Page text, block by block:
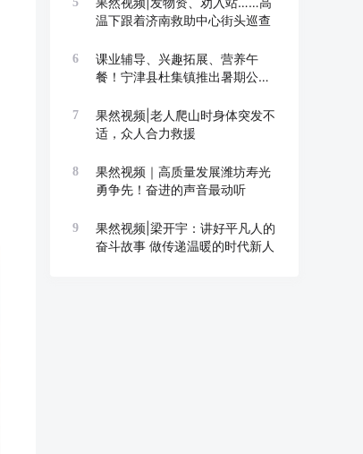
温下跟着济南救助中心街头巡查
6
课业辅导、兴趣拓展、营养午
餐！宁津县杜集镇推出暑期公益
7
果然视频|老人爬山时身体突发不
适，众人合力救援
8
果然视频｜高质量发展潍坊寿光
勇争先！奋进的声音最动听
9
果然视频|梁开宇：讲好平凡人的
奋斗故事 做传递温暖的时代新人